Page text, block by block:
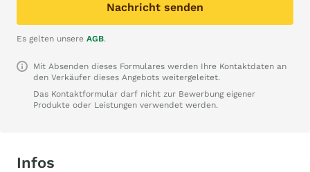
Nachricht senden
Es gelten unsere AGB.
Mit Absenden dieses Formulares werden Ihre Kontaktdaten an
den Verkäufer dieses Angebots weitergeleitet.
Das Kontaktformular darf nicht zur Bewerbung eigener
Produkte oder Leistungen verwendet werden.
Infos